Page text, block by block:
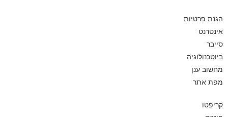
הגנת פרטיות
אינטרנט
סייבר
ביוטכנולוגיה
מחשוב ענן
מפת אתר
קריפטו